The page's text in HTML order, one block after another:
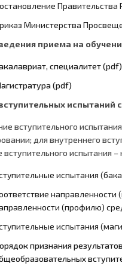
Министерства
приема на
специалитет (pdf)
(pdf)
вступительного
для внутреннего
испытания
испытания
(профилю)
испытания
признания